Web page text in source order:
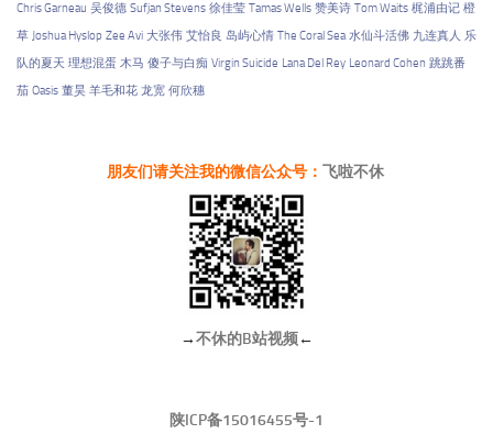
Chris Garneau 吴俊德 Sufjan Stevens 徐佳莹 Tamas Wells 赞美诗 Tom Waits 梶浦由记 橙
草 Joshua Hyslop Zee Avi 大张伟 艾怡良 岛屿心情 The Coral Sea 水仙斗活佛 九连真人 乐
队的夏天 理想混蛋 木马 傻子与白痴 Virgin Suicide Lana Del Rey Leonard Cohen 跳跳番
茄 Oasis 董昊 羊毛和花 龙宽 何欣穗
朋友们请关注我的微信公众号： 飞啦不休
→不休的B站视频←
陕ICP备15016455号-1